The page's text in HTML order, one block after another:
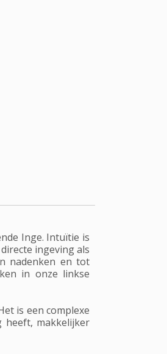
Inge. Intuïtie is
ingeving als
nadenken en tot
in onze linkse
is een complexe
heeft, makkelijker